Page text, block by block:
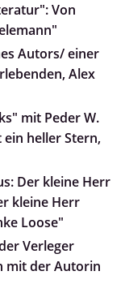
Von
Autors/ einer
Alex
mit Peder W.
heller Stern,
Der kleine Herr
kleine Herr
Loose"
Verleger
mit der Autorin